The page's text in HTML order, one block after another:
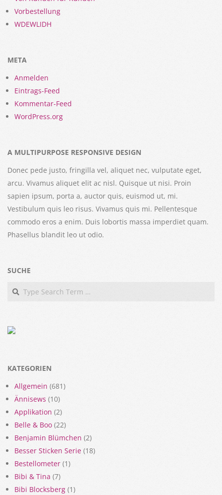
Vorbestellung
WDEWLIDH
META
Anmelden
Eintrags-Feed
Kommentar-Feed
WordPress.org
A MULTIPURPOSE RESPONSIVE DESIGN
Donec pede justo, fringilla vel, aliquet nec, vulputate eget,
arcu. Vivamus aliquet elit ac nisl. Quisque ut nisi. Proin
sapien ipsum, porta a, auctor quis, euismod ut, mi.
Vestibulum quis leo risus. Vivamus quis mi. Pellentesque
commodo eros a enim. Duis lobortis massa imperdiet quam.
Phasellus blandit leo ut odio.
SUCHE
Search
KATEGORIEN
Allgemein (681)
Ännisews (10)
Applikation (2)
Belle & Boo (22)
Benjamin Blümchen (2)
Besser Sticken Serie (18)
Bestellometer (1)
Bibi & Tina (7)
Bibi Blocksberg (1)